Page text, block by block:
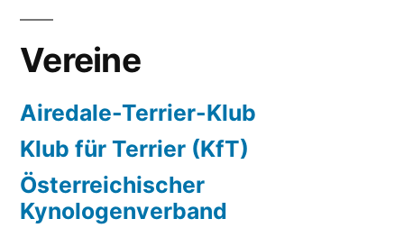
Vereine
Airedale-Terrier-Klub
Klub für Terrier (KfT)
Österreichischer
Kynologenverband